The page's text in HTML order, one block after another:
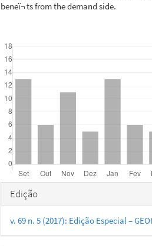
beneï¬ ts from the demand side.
Detalhes
do
artigo
Edição
v. 69 n. 5 (2017): Edição Especial –